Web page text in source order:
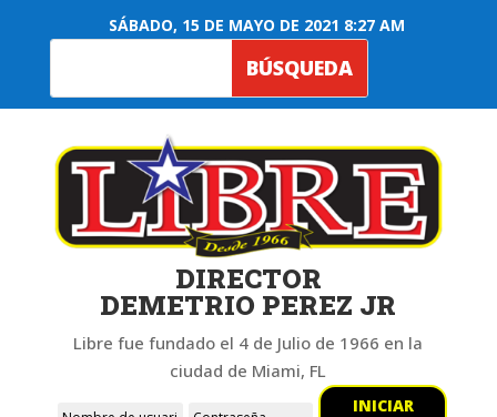
SÁBADO, 15 DE MAYO DE 2021 8:27 AM
DIRECTOR
DEMETRIO PEREZ JR
Libre fue fundado el 4 de Julio de 1966 en la
ciudad de Miami, FL
INICIAR